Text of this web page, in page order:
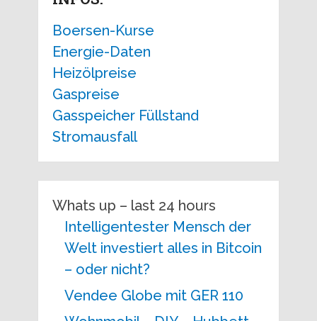
Boersen-Kurse
Energie-Daten
Heizölpreise
Gaspreise
Gasspeicher Füllstand
Stromausfall
Whats up – last 24 hours
Intelligentester Mensch der
Welt investiert alles in Bitcoin
– oder nicht?
Vendee Globe mit GER 110